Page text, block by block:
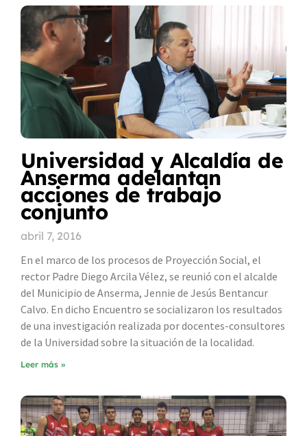
Universidad y Alcaldía de
Anserma adelantan
acciones de trabajo
conjunto
abril 7, 2016
En el marco de los procesos de Proyección Social, el
rector Padre Diego Arcila Vélez, se reunió con el alcalde
del Municipio de Anserma, Jennie de Jesús Bentancur
Calvo. En dicho Encuentro se socializaron los resultados
de una investigación realizada por docentes-consultores
de la Universidad sobre la situación de la localidad.
Leer más »
Page PagePage Page